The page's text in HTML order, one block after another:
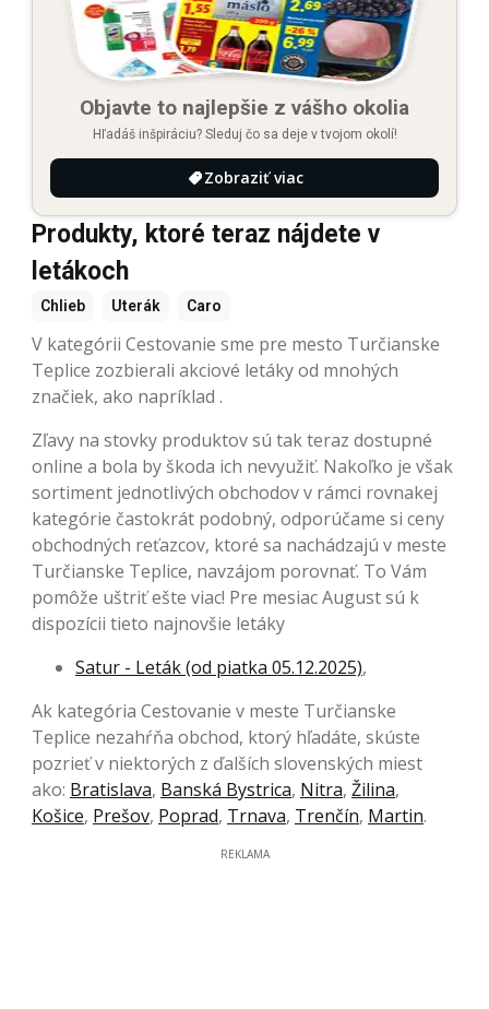
Objavte to najlepšie z vášho okolia
Hľadáš inšpiráciu? Sleduj čo sa deje v tvojom okolí!
Zobraziť viac
Produkty, ktoré teraz nájdete v
letákoch
Chlieb Uterák Caro
V kategórii Cestovanie sme pre mesto Turčianske
Teplice zozbierali akciové letáky od mnohých
značiek, ako napríklad .
Zľavy na stovky produktov sú tak teraz dostupné
online a bola by škoda ich nevyužiť. Nakoľko je však
sortiment jednotlivých obchodov v rámci rovnakej
kategórie častokrát podobný, odporúčame si ceny
obchodných reťazcov, ktoré sa nachádzajú v meste
Turčianske Teplice, navzájom porovnať. To Vám
pomôže uštriť ešte viac! Pre mesiac August sú k
dispozícii tieto najnovšie letáky
Satur - Leták (od piatka 05.12.2025),
Ak kategória Cestovanie v meste Turčianske
Teplice nezahŕňa obchod, ktorý hľadáte, skúste
pozrieť v niektorých z ďalších slovenských miest
ako: Bratislava, Banská Bystrica, Nitra, Žilina,
Košice, Prešov, Poprad, Trnava, Trenčín, Martin.
REKLAMA